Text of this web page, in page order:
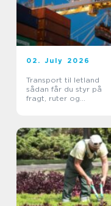
02. July 2026
Transport til letland
sådan får du styr på
fragt, ruter og